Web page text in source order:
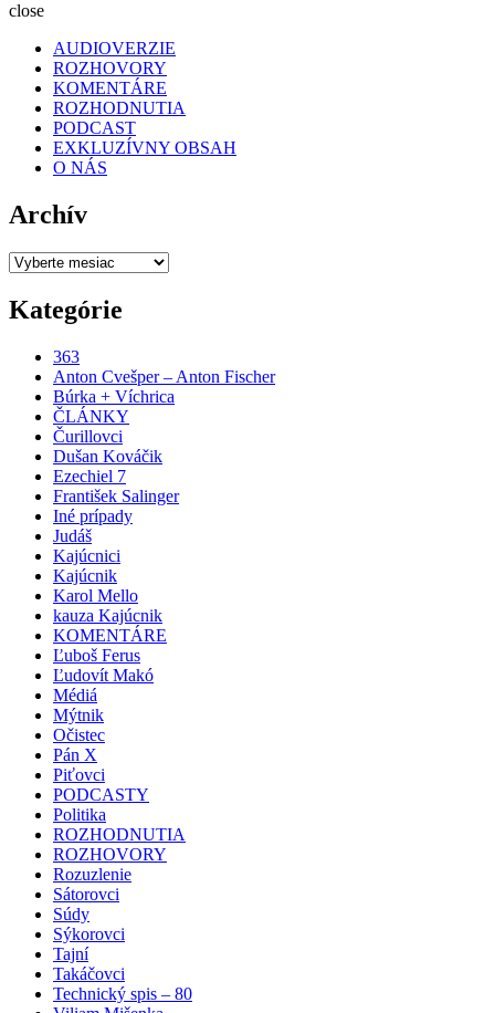
close
AUDIOVERZIE
ROZHOVORY
KOMENTÁRE
ROZHODNUTIA
PODCAST
EXKLUZÍVNY OBSAH
O NÁS
Archív
Archív
Kategórie
363
Anton Cvešper – Anton Fischer
Búrka + Víchrica
ČLÁNKY
Čurillovci
Dušan Kováčik
Ezechiel 7
František Salinger
Iné prípady
Judáš
Kajúcnici
Kajúcnik
Karol Mello
kauza Kajúcnik
KOMENTÁRE
Ľuboš Ferus
Ľudovít Makó
Médiá
Mýtnik
Očistec
Pán X
Piťovci
PODCASTY
Politika
ROZHODNUTIA
ROZHOVORY
Rozuzlenie
Sátorovci
Súdy
Sýkorovci
Tajní
Takáčovci
Technický spis – 80